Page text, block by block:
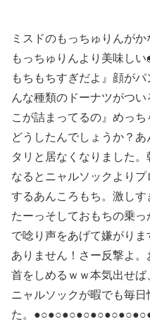
ミスドのもっちゅりんが
もっちゅりんより美味しい
もちもちすぎだよ』顔が
んな種類のドーナツがつ
こが詰まってるの』めっち
どうしたんでしょうか？
タリと居なくなりました
なるとニャルソックより
するあんころもち。激し
たーっそしておもちの乗
で唸り声をあげて嫌がり
ありません！さー反撃よ
首をしめるｗｗ本気出せ
ニャルソックが暇でも毎
た。